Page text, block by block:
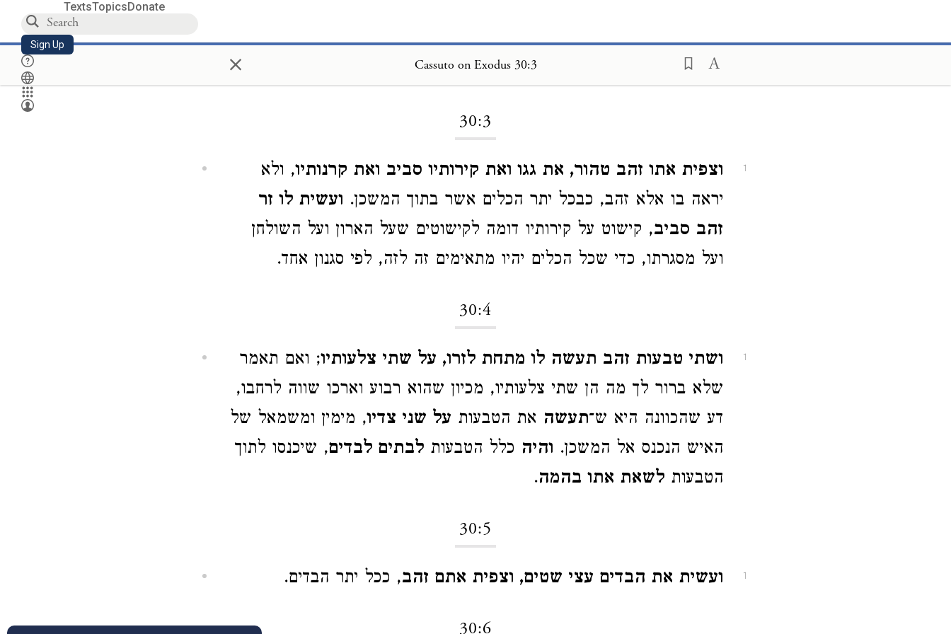
TextsTopicsDonate
Sign Up × Cassuto on Exodus 30:3
30:3
1 וצפית אתו זהב טהור, את גגו ואת קירותיו סביב ואת קרנותיו, ולא
יראה בו אלא זהב, כבכל יתר הכלים אשר בתוך המשכן. ועשית לו זר
זהב סביב, קישוט על קירותיו דומה לקישוטים שעל הארון ועל השולחן
ועל מסגרתו, כדי שכל הכלים יהיו מתאימים זה לזה, לפי סגנון אחד.
30:4
1 ושתי טבעות זהב תעשה לו מתחת לזרו, על שתי צלעותיו; ואם תאמר
שלא ברור לך מה הן שתי צלעותיו, מכיון שהוא רבוע וארכו שווה לרחבו,
דע שהכוונה היא ש־תעשה את הטבעות על שני צדיו, מימין ומשמאל של
האיש הנכנס אל המשכן. והיה כלל הטבעות לבתים לבדים, שיכנסו לתוך
הטבעות לשאת אתו בהמה.
30:5
1 ועשית את הבדים עצי שטים, וצפית אתם זהב, ככל יתר הבדים.
30:6